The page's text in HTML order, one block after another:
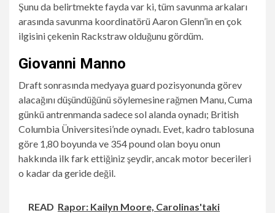
Şunu da belirtmekte fayda var ki, tüm savunma arkaları
arasında savunma koordinatörü Aaron Glenn’in en çok
ilgisini çekenin Rackstraw olduğunu gördüm.
Giovanni Manno
Draft sonrasında medyaya guard pozisyonunda görev
alacağını düşündüğünü söylemesine rağmen Manu, Cuma
günkü antrenmanda sadece sol alanda oynadı; British
Columbia Üniversitesi’nde oynadı. Evet, kadro tablosuna
göre 1,80 boyunda ve 354 pound olan boyu onun
hakkında ilk fark ettiğiniz şeydir, ancak motor becerileri
o kadar da geride değil.
READ Rapor: Kailyn Moore, Carolinas'taki